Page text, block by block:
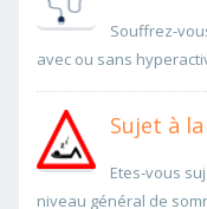
Souffrez-
avec ou sans
Sujet à
Etes-vous
niveau général de